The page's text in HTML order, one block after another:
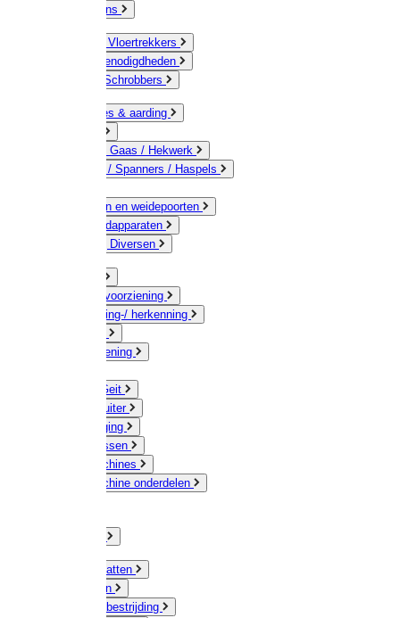
Betonmolens
Bezems & Vloertrekkers
Schildersbenodigdheden
Borstels / Schrobbers
Accessoires & aarding
Geleiders / Gaas / Hekwerk
Verbinders / Spanners / Haspels
Doorgangen en weidepoorten
Schrikdraadapparaten
Afrastering Diversen
Drinkwatervoorziening
Veemarkering-/ herkenning
Voervoorziening
Schaap / Geit
Paard & Ruiter
Veeverzorging
Scheermessen
Scheermachines
Scheermachine onderdelen
Muizen / Ratten
Drukspuiten
Ongediertebestrijding